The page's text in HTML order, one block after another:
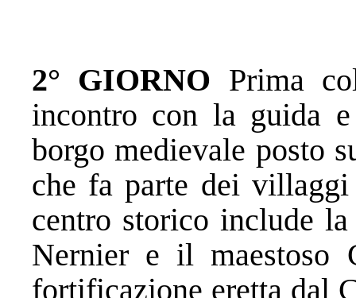
2° GIORNO Prima
incontro con la guida
borgo medievale posto
che fa parte dei
centro storico include
Nernier e il maestoso
fortificazione eretta dal